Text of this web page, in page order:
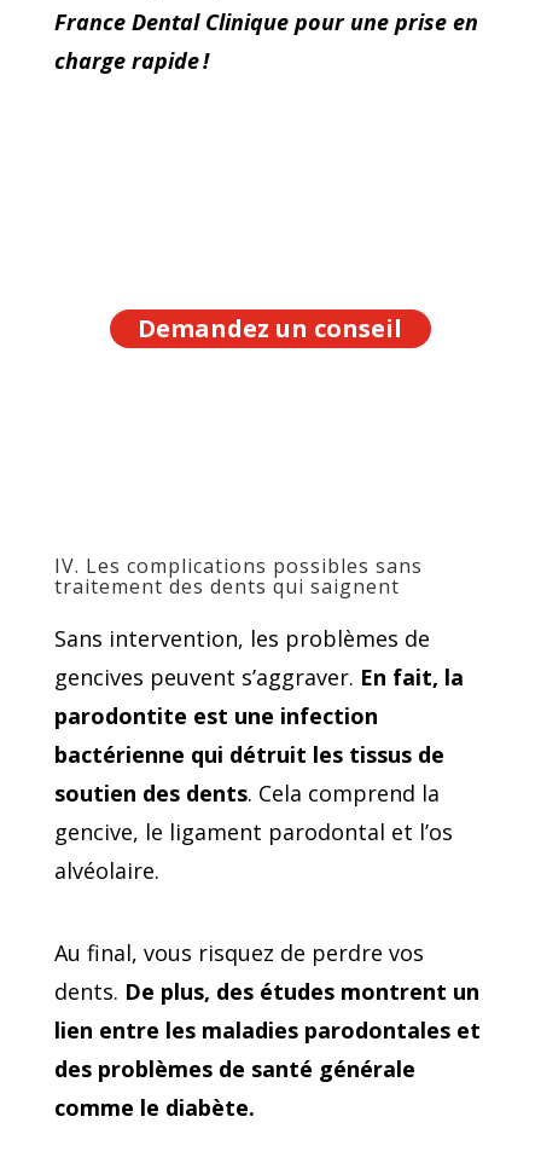
France Dental Clinique pour une prise en
charge rapide !
Demandez un conseil
IV. Les complications possibles sans
traitement des dents qui saignent
Sans intervention, les problèmes de
gencives peuvent s’aggraver. En fait, la
parodontite est une infection
bactérienne qui détruit les tissus de
soutien des dents. Cela comprend la
gencive, le ligament parodontal et l’os
alvéolaire.
Au final, vous risquez de perdre vos
dents. De plus, des études montrent un
lien entre les maladies parodontales et
des problèmes de santé générale
comme le diabète.